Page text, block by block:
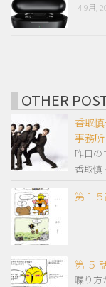
4 9月,
OTHER
香取
事務
昨日の
香取
第１５
第 ５
喋り方